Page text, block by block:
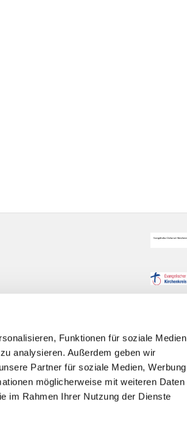
Funktionen für soziale Medien
analysieren. Außerdem geben wir
Partner für soziale Medien, Werbung
möglicherweise mit weiteren Daten
im Rahmen Ihrer Nutzung der Dienste